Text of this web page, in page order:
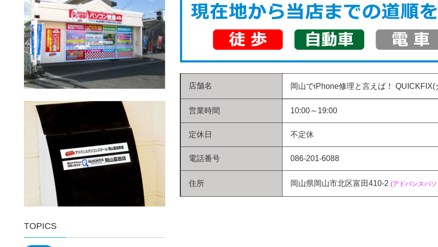
店舗名 岡山でiPhone修理と言えば！ QUICKFIX(
営業時間 10:00～19:00
定休日 不定休
電話番号 086-201-6088
住所 岡山県岡山市北区富田410-2 (アドバンスパ
TOPICS